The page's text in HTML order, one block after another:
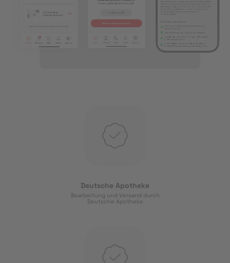
Deutsche Apotheke
Bearbeitung und Versand durch
Deutsche Apotheke